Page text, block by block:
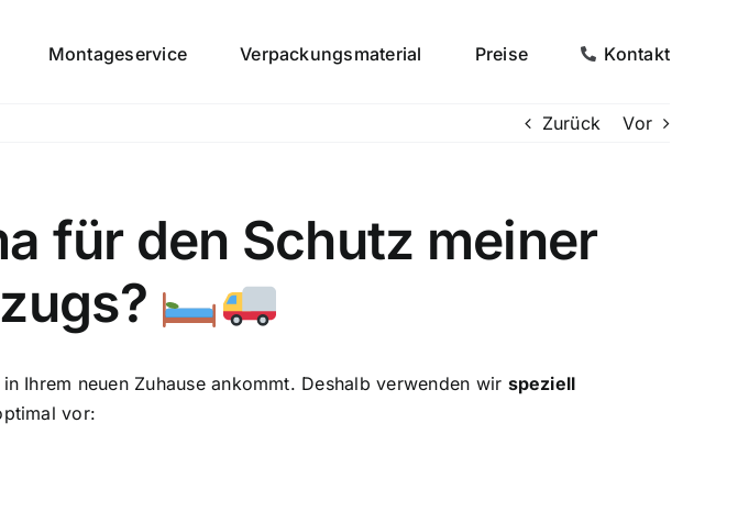
Montageservice Verpackungsmaterial Preise Kontakt
Zurück Vor
für den Schutz meiner
in Ihrem neuen Zuhause ankommt. Deshalb verwenden wir speziell
vor: